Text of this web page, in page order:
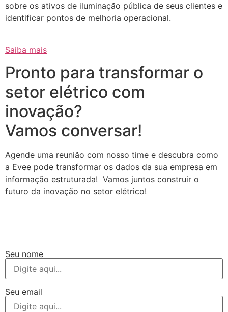
sobre os ativos de iluminação pública de seus clientes e
identificar pontos de melhoria operacional.
Saiba mais
Pronto para transformar o
setor elétrico com
inovação?
Vamos conversar!
Agende uma reunião com nosso time e descubra como
a Evee pode transformar os dados da sua empresa em
informação estruturada! Vamos juntos construir o
futuro da inovação no setor elétrico!
Seu nome
Seu email